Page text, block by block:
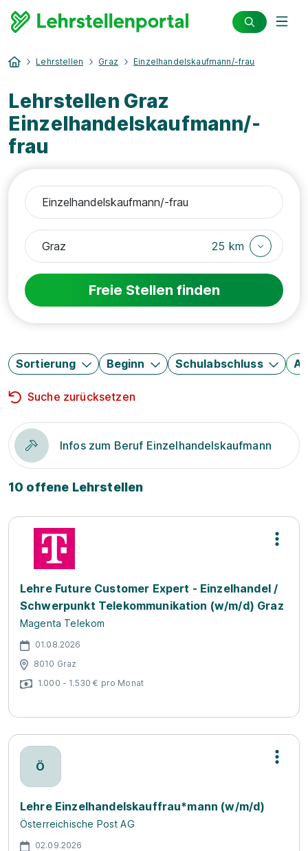
Lehrstellen Graz Einzelhandelskaufmann/-frau
Lehrstellen Graz
Einzelhandelskaufmann/-
frau
25 km
Freie Stellen finden
Sortierung Beginn Schulabschluss
Suche zurücksetzen
Infos zum Beruf Einzelhandelskaufmann
10 offene Lehrstellen
Lehre Future Customer Expert - Einzelhandel /
Schwerpunkt Telekommunikation (w/m/d) Graz
Magenta Telekom
01.08.2026
8010 Graz
1.000 - 1.530 € pro Monat
Ö
Lehre Einzelhandelskauffrau*mann (w/m/d)
Österreichische Post AG
02.09.2026